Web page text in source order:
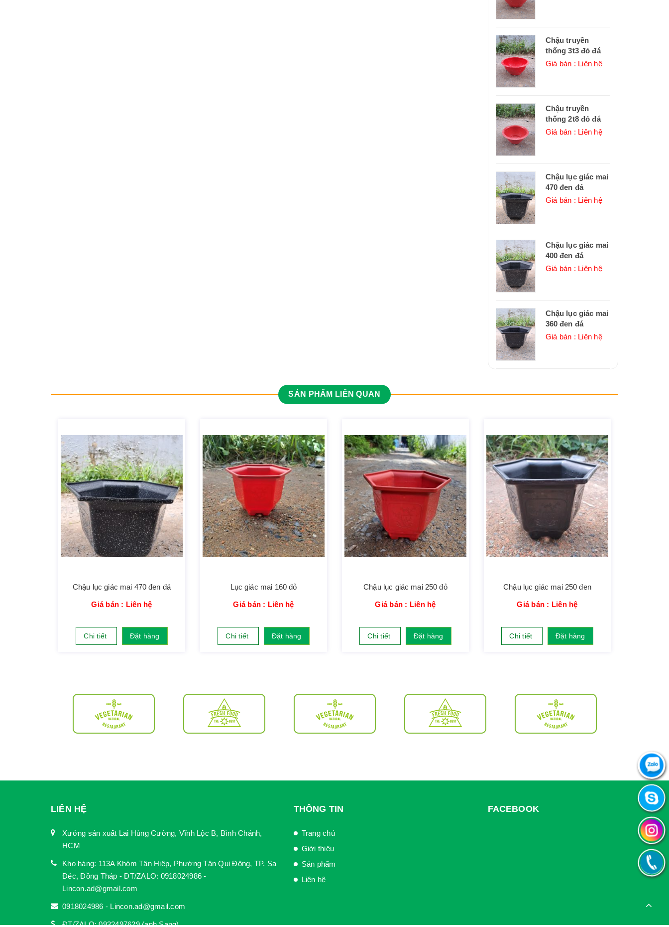
Chậu truyền
thống 3t3 đỏ đá
Giá bán : Liên hệ
Chậu truyền
thống 2t8 đỏ đá
Giá bán : Liên hệ
Chậu lục giác mai
470 đen đá
Giá bán : Liên hệ
Chậu lục giác mai
400 đen đá
Giá bán : Liên hệ
Chậu lục giác mai
360 đen đá
Giá bán : Liên hệ
SẢN PHẨM LIÊN QUAN
Chậu lục giác mai 470 đen đá
Giá bán : Liên hệ
Chi tiết Đặt hàng
Lục giác mai 160 đỏ
Giá bán : Liên hệ
Chi tiết Đặt hàng
Chậu lục giác mai 250 đỏ
Giá bán : Liên hệ
Chi tiết Đặt hàng
Chậu lục giác mai 250 đen
Giá bán : Liên hệ
Chi tiết Đặt hàng
LIÊN HỆ
Xưởng sản xuất Lai Hùng Cường, Vĩnh Lộc B, Bình Chánh,
HCM
Kho hàng: 113A Khóm Tân Hiệp, Phường Tân Qui Đông, TP. Sa
Đéc, Đồng Tháp - ĐT/ZALO: 0918024986 -
Lincon.ad@gmail.com
0918024986 - Lincon.ad@gmail.com
ĐT/ZALO: 0932497629 (anh Sang)
THÔNG TIN
Trang chủ
Giới thiệu
Sản phẩm
Liên hệ
FACEBOOK